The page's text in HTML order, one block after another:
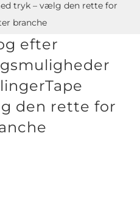
tryk – vælg den rette for
branche
efter
den rette for